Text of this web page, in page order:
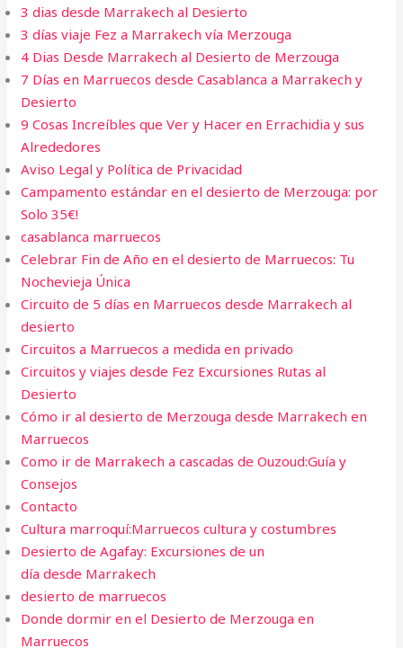
3 dias desde Marrakech al Desierto​
3 días viaje Fez a Marrakech vía Merzouga
4 Dias Desde Marrakech al Desierto de Merzouga​
7 Días en Marruecos desde Casablanca a Marrakech y
Desierto
9 Cosas Increíbles que Ver y Hacer en Errachidia y sus
Alrededores
Aviso Legal y Política de Privacidad
Campamento estándar en el desierto de Merzouga: por
Solo 35€!
casablanca marruecos
Celebrar Fin de Año en el desierto de Marruecos: Tu
Nochevieja Única
Circuito de 5 días en Marruecos desde Marrakech al
desierto
Circuitos a Marruecos a medida en privado
Circuitos y viajes desde Fez Excursiones Rutas al
Desierto
Cómo ir al desierto de Merzouga desde Marrakech en
Marruecos
Como ir de Marrakech a cascadas de Ouzoud:Guía y
Consejos
Contacto
Cultura marroquí:Marruecos cultura y costumbres
Desierto de Agafay: Excursiones de un
día desde Marrakech
desierto de marruecos
Donde dormir en el Desierto de Merzouga en
Marruecos